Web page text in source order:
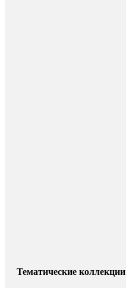
Тематические коллекции